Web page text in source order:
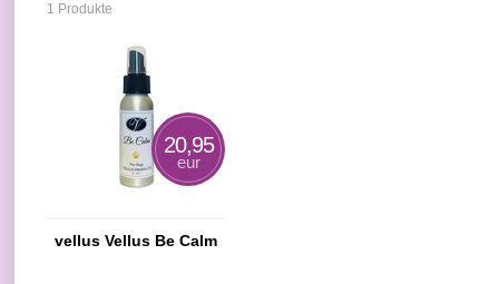
1 Produkte
20,95
eur
vellus Vellus Be Calm